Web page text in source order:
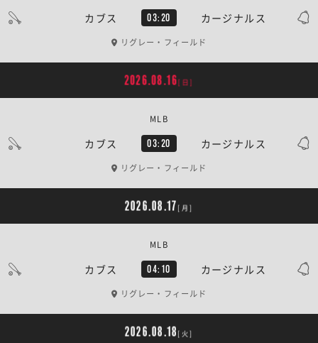
カブス 03:20 カージナルス
リグレー・フィールド
2026.08.16[日]
カブス 03:20 カージナルス
MLB
リグレー・フィールド
2026.08.17 [月]
カブス 04:10 カージナルス
MLB
リグレー・フィールド
2026.08.18 [火]